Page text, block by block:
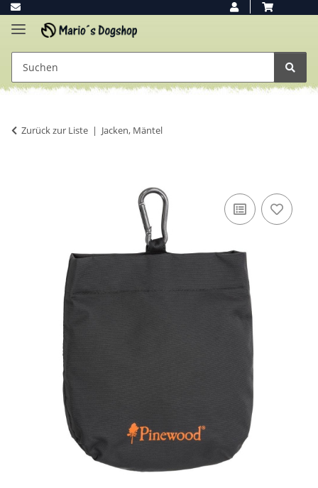
Zurück zur Liste Jacken, Mäntel